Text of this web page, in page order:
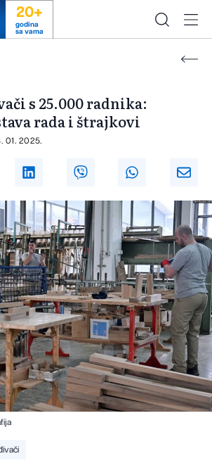
20+
godina
sa vama
s 25.000 radnika:
rada i štrajkovi
01. 2025.